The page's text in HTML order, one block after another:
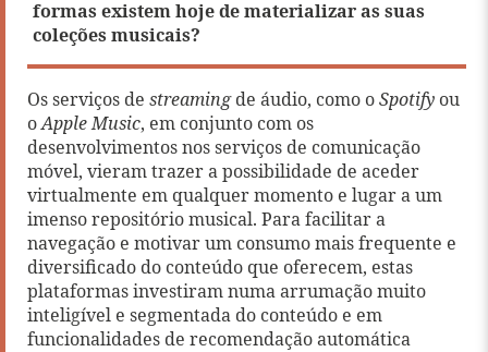
formas existem hoje de materializar as suas
coleções musicais?
Os serviços de streamingde áudio, como o Spotify ou
oApple Music, em conjunto com os
desenvolvimentos nos serviços de comunicação
móvel, vieram trazer a possibilidade de aceder
virtualmente em qualquer momento e lugar a um
imenso repositório musical. Para facilitar a
navegação e motivar um consumo mais frequente e
diversificado do conteúdo que oferecem, estas
plataformas investiram numa arrumação muito
inteligível e segmentada do conteúdo e em
funcionalidades de recomendação automática